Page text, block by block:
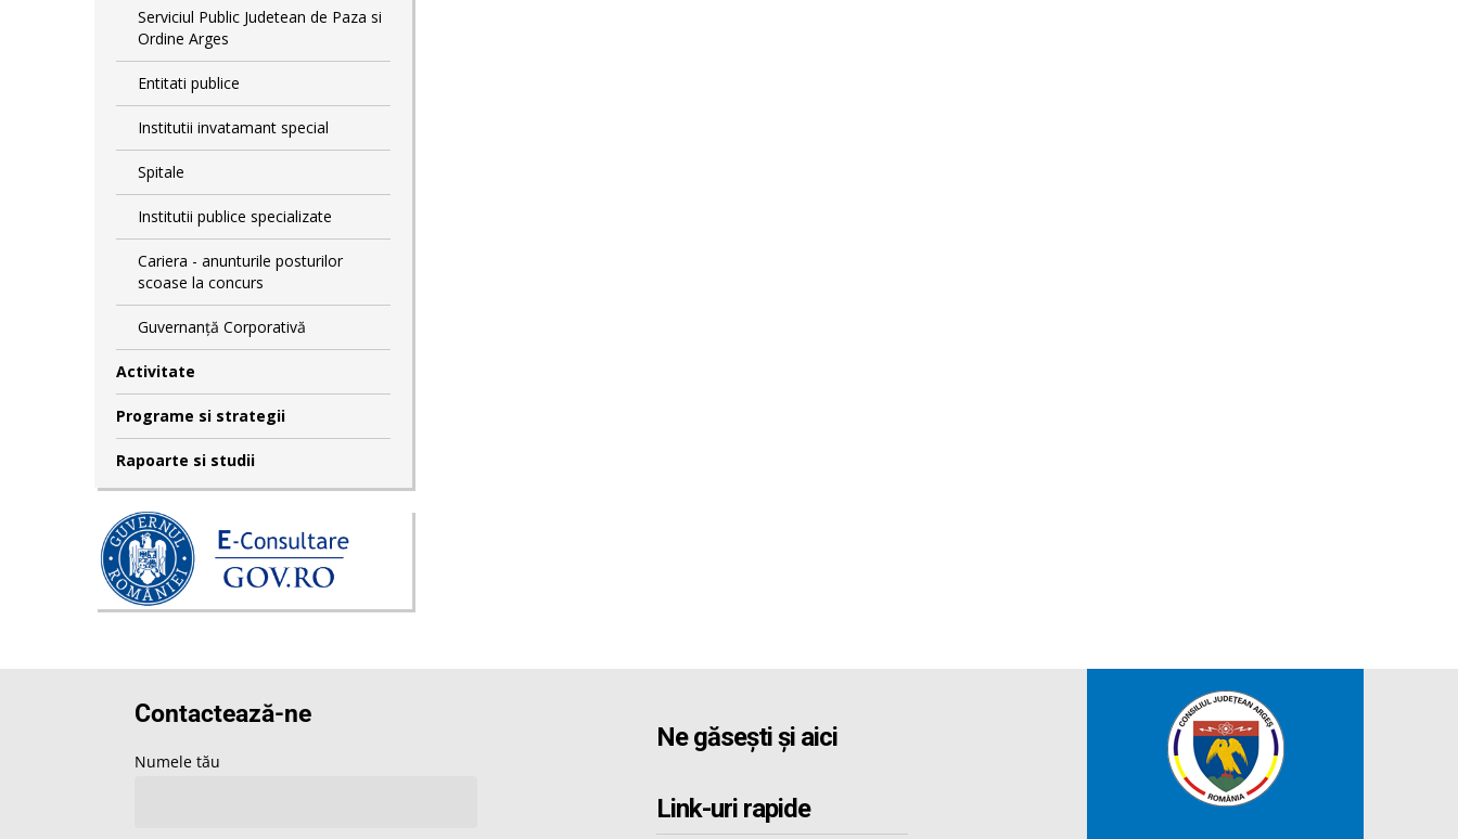
Serviciul Public Judetean de Paza si
Ordine Arges
Entitati publice
Institutii invatamant special
Spitale
Institutii publice specializate
Cariera - anunturile posturilor
scoase la concurs
Guvernanță Corporativă
Activitate
Programe si strategii
Rapoarte si studii
Ne găsești și aici
Link-uri rapide